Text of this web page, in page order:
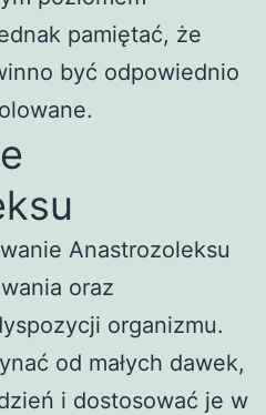
pamiętać, że
być odpowiednio
Anastrozoleksu
oraz
organizmu.
od małych dawek,
i dostosować je w